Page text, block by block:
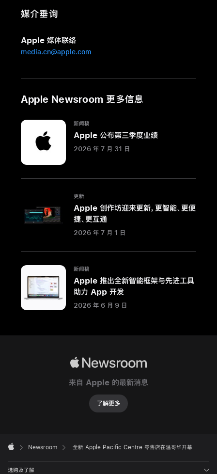
Apple
Centre
零
店
温
开
幕
全
设
零
售
店
面
积
设
计，
媒介垂询
Apple 媒体联络
media.cn@apple.com
Apple Newsroom 更多信息
新闻稿
Apple 公布第三季度业绩
2026 年 7 月 31 日
更新
Apple 创作坊迎来更新，更智能、更便
捷、更互通
2026 年 7 月 1 日
新闻稿
Apple 推出全新智能框架与先进工具
助力 App 开发
2026 年 6 月 9 日
来自 Apple 的最新消息
了解更多
Footer

Newsroom 全新 Apple Pacific Centre 零售店在温哥华开幕
选购及了解